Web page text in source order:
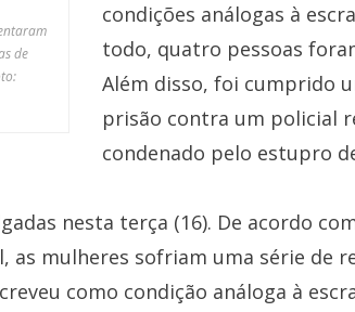
de
condições análogas à
todo, quatro pessoas
Além disso, foi cumprido
prisão contra um policial
condenado pelo estupro
nesta terça (16). De acordo
as mulheres sofriam uma série de
como condição análoga à